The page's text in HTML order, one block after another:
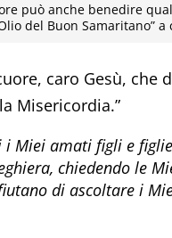
può anche benedire
del Buon Samaritano”
caro Gesù, che
Misericordia.”
i Miei amati figli e
chiedendo le
di ascoltare i